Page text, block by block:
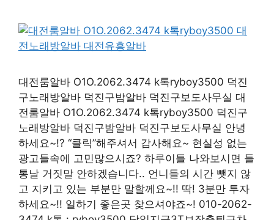
대전룸알바 O1O.2062.3474 k톡ryboy3500 덕진
구노래방알바 덕진구밤알바 덕진구보도사무실 대
전룸알바 O1O.2062.3474 k톡ryboy3500 덕진구
노래방알바 덕진구밤알바 덕진구보도사무실 안녕
하세요~!? “클릭”해주셔서 감사해요~ 현실성 없는
광고들속에 고민많으시죠? 하루이틀 나와보시면 들
통날 거짓말 안하겠습니다.. 언니들의 시간 뺏지 않
고 지키고 있는 부분만 말할께요~!! 딱! 3분만 투자
하세요~!! 일하기 좋은곳 찾으셔야죠~! 010-2062-